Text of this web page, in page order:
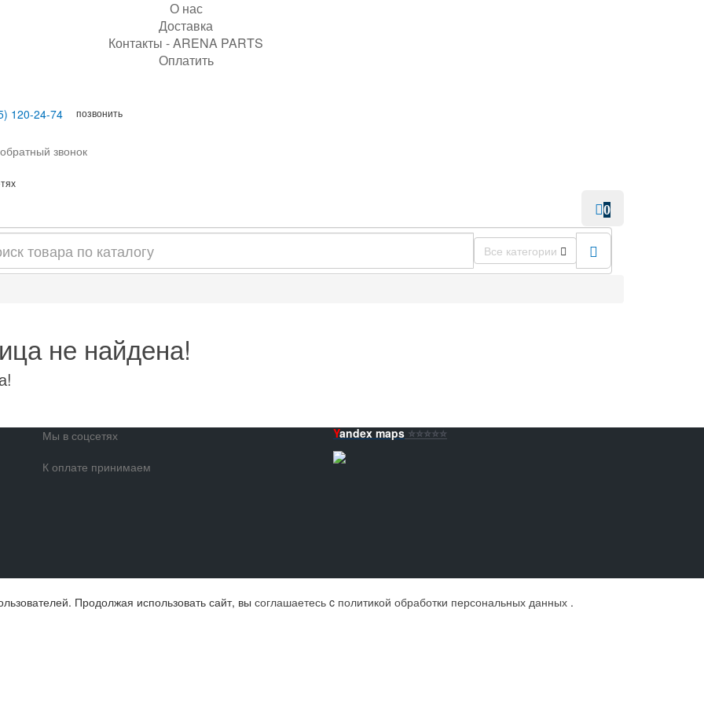
О нас
Доставка
Контакты - ARENA PARTS
Оплатить
120-24-74 позвонить
звонок
0
Все категории
не найдена!
Мы в соцсетях
К оплате принимаем
Yandex maps ⭐️⭐️⭐️⭐️⭐️
Продолжая использовать сайт, вы соглашаетесь c политикой обработки персональных данных .